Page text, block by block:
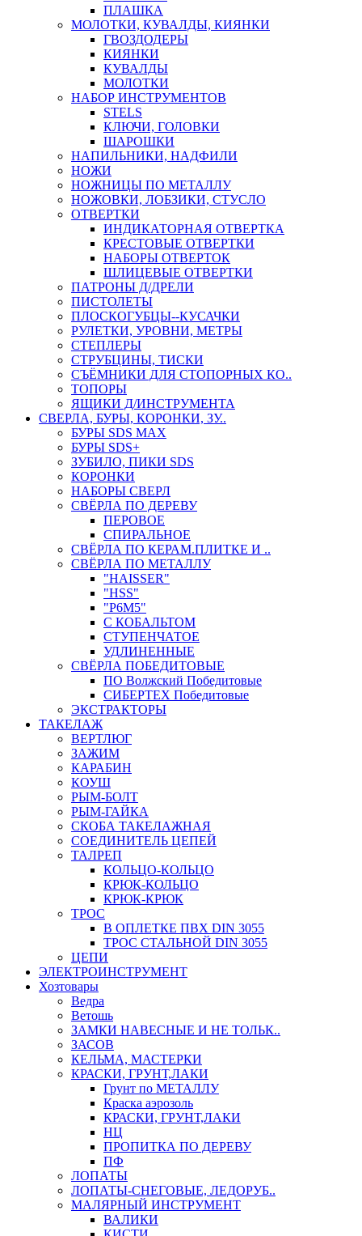
ПЛАШКА
МОЛОТКИ, КУВАЛДЫ, КИЯНКИ
ГВОЗДОДЕРЫ
КИЯНКИ
КУВАЛДЫ
МОЛОТКИ
НАБОР ИНСТРУМЕНТОВ
STELS
КЛЮЧИ, ГОЛОВКИ
ШАРОШКИ
НАПИЛЬНИКИ, НАДФИЛИ
НОЖИ
НОЖНИЦЫ ПО МЕТАЛЛУ
НОЖОВКИ, ЛОБЗИКИ, СТУСЛО
ОТВЕРТКИ
ИНДИКАТОРНАЯ ОТВЕРТКА
КРЕСТОВЫЕ ОТВЕРТКИ
НАБОРЫ ОТВЕРТОК
ШЛИЦЕВЫЕ ОТВЕРТКИ
ПАТРОНЫ Д/ДРЕЛИ
ПИСТОЛЕТЫ
ПЛОСКОГУБЦЫ--КУСАЧКИ
РУЛЕТКИ, УРОВНИ, МЕТРЫ
СТЕПЛЕРЫ
СТРУБЦИНЫ, ТИСКИ
СЪЁМНИКИ ДЛЯ СТОПОРНЫХ КО..
ТОПОРЫ
ЯЩИКИ Д/ИНСТРУМЕНТА
СВЕРЛА, БУРЫ, КОРОНКИ, ЗУ..
БУРЫ SDS MAX
БУРЫ SDS+
ЗУБИЛО, ПИКИ SDS
КОРОНКИ
НАБОРЫ СВЕРЛ
СВЁРЛА ПО ДЕРЕВУ
ПЕРОВОЕ
СПИРАЛЬНОЕ
СВЁРЛА ПО КЕРАМ.ПЛИТКЕ И ..
СВЁРЛА ПО МЕТАЛЛУ
"HAISSER"
"HSS"
"Р6М5"
С КОБАЛЬТОМ
СТУПЕНЧАТОЕ
УДЛИНЕННЫЕ
СВЁРЛА ПОБЕДИТОВЫЕ
ПО Волжский Победитовые
СИБЕРТЕХ Победитовые
ЭКСТРАКТОРЫ
ТАКЕЛАЖ
ВЕРТЛЮГ
ЗАЖИМ
КАРАБИН
КОУШ
РЫМ-БОЛТ
РЫМ-ГАЙКА
СКОБА ТАКЕЛАЖНАЯ
СОЕДИНИТЕЛЬ ЦЕПЕЙ
ТАЛРЕП
КОЛЬЦО-КОЛЬЦО
КРЮК-КОЛЬЦО
КРЮК-КРЮК
ТРОС
В ОПЛЕТКЕ ПВХ DIN 3055
ТРОС СТАЛЬНОЙ DIN 3055
ЦЕПИ
ЭЛЕКТРОИНСТРУМЕНТ
Хозтовары
Ведра
Ветошь
ЗАМКИ НАВЕСНЫЕ И НЕ ТОЛЬК..
ЗАСОВ
КЕЛЬМА, МАСТЕРКИ
КРАСКИ, ГРУНТ,ЛАКИ
Грунт по МЕТАЛЛУ
Краска аэрозоль
КРАСКИ, ГРУНТ,ЛАКИ
НЦ
ПРОПИТКА ПО ДЕРЕВУ
ПФ
ЛОПАТЫ
ЛОПАТЫ-СНЕГОВЫЕ, ЛЕДОРУБ..
МАЛЯРНЫЙ ИНСТРУМЕНТ
ВАЛИКИ